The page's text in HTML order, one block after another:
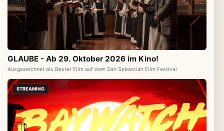
GLAUBE - Ab 29. Oktober 2026 im Kino!
Ausgezeichnet als Bester Film auf dem San Sebastián Film Festival
STREAMING